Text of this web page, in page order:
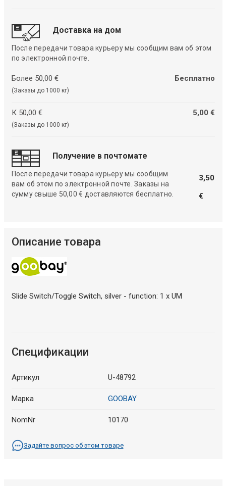
Доставка на дом
После передачи товара курьеру мы сообщим вам об этом
по электронной почте.
Более 50,00 €
(Заказы до 1000 кг)
Бесплатно
К 50,00 €
(Заказы до 1000 кг)
5,00 €
Получение в почтомате
После передачи товара курьеру мы сообщим
вам об этом по электронной почте. Заказы на
сумму свыше 50,00 € доставляются бесплатно.
3,50
€
Описание товара
Slide Switch/Toggle Switch, silver - function: 1 x UM
Спецификации
Артикул U-48792
Марка GOOBAY
NomNr 10170
Задайте вопрос об этом товаре